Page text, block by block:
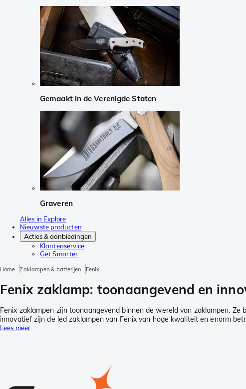
Gemaakt in de Verenigde Staten
Graveren
Alles in Explore
Nieuwste producten
Acties & aanbiedingen
Klantenservice
Get Smarter
Home Zaklampen & batterijen Fenix
Fenix zaklamp: toonaangevend en
Fenix zaklampen zijn toonaangevend binnen de wereld van zaklampen.
innovatief zijn de led zaklampen van Fenix van hoge kwaliteit en enorm
Lees meer